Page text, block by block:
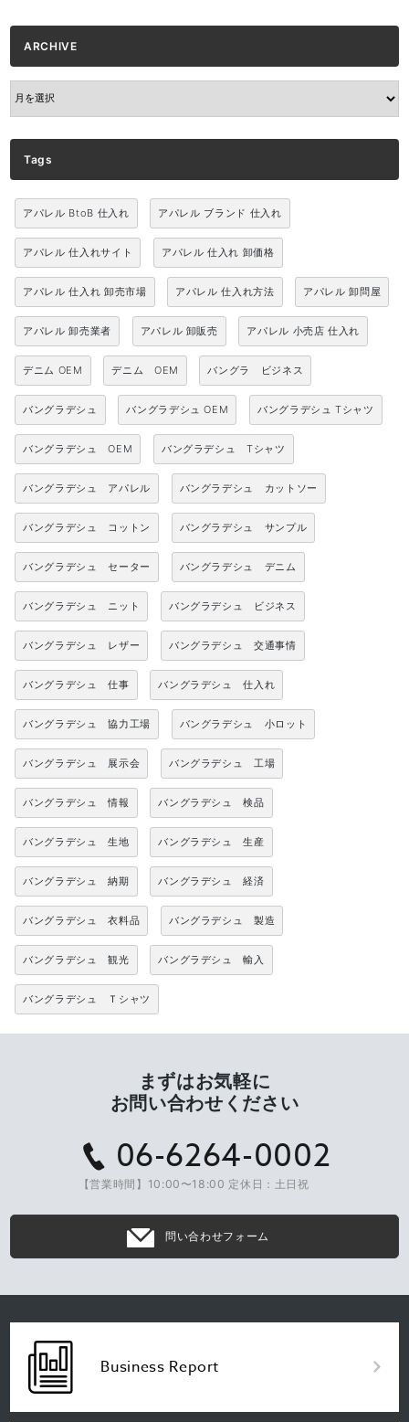
ARCHIVE
ARCHIVE
Tags
アパレル BtoB 仕入れ アパレル ブランド 仕入れ
アパレル 仕入れサイト アパレル 仕入れ 卸価格
アパレル 仕入れ 卸売市場 アパレル 仕入れ方法 アパレル 卸問屋
アパレル 卸売業者 アパレル 卸販売 アパレル 小売店 仕入れ
デニム OEM デニム OEM バングラ ビジネス
バングラデシュ バングラデシュ OEM バングラデシュ Tシャツ
バングラデシュ OEM バングラデシュ Tシャツ
バングラデシュ アパレル バングラデシュ カットソー
バングラデシュ コットン バングラデシュ サンプル
バングラデシュ セーター バングラデシュ デニム
バングラデシュ ニット バングラデシュ ビジネス
バングラデシュ レザー バングラデシュ 交通事情
バングラデシュ 仕事 バングラデシュ 仕入れ
バングラデシュ 協力工場 バングラデシュ 小ロット
バングラデシュ 展示会 バングラデシュ 工場
バングラデシュ 情報 バングラデシュ 検品
バングラデシュ 生地 バングラデシュ 生産
バングラデシュ 納期 バングラデシュ 経済
バングラデシュ 衣料品 バングラデシュ 製造
バングラデシュ 観光 バングラデシュ 輸入
バングラデシュ Ｔシャツ
まずはお気軽に
お問い合わせください
06-6264-0002
【営業時間】10:00〜18:00 定休日：土日祝
問い合わせフォーム
Business Report